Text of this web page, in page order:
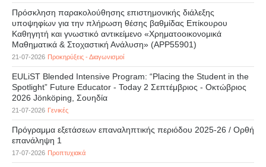
Πρόσκληση παρακολούθησης επιστημονικής διάλεξης
υποψηφίων για την πλήρωση θέσης βαθμίδας Επίκουρου
Καθηγητή και γνωστικό αντικείμενο «Χρηματοοικονομικά
Μαθηματικά & Στοχαστική Ανάλυση» (APP55901)
21-07-2026 Προκηρύξεις - Διαγωνισμοί
EULiST Blended Intensive Program: “Placing the Student in the
Spotlight” Future Educator - Today 2 Σεπτέμβριος - Οκτώβριος
2026 Jönköping, Σουηδία
21-07-2026 Γενικές
Πρόγραμμα εξετάσεων επαναληπτικής περιόδου 2025-26 / Ορθή
επανάληψη 1
17-07-2026 Προπτυχιακά